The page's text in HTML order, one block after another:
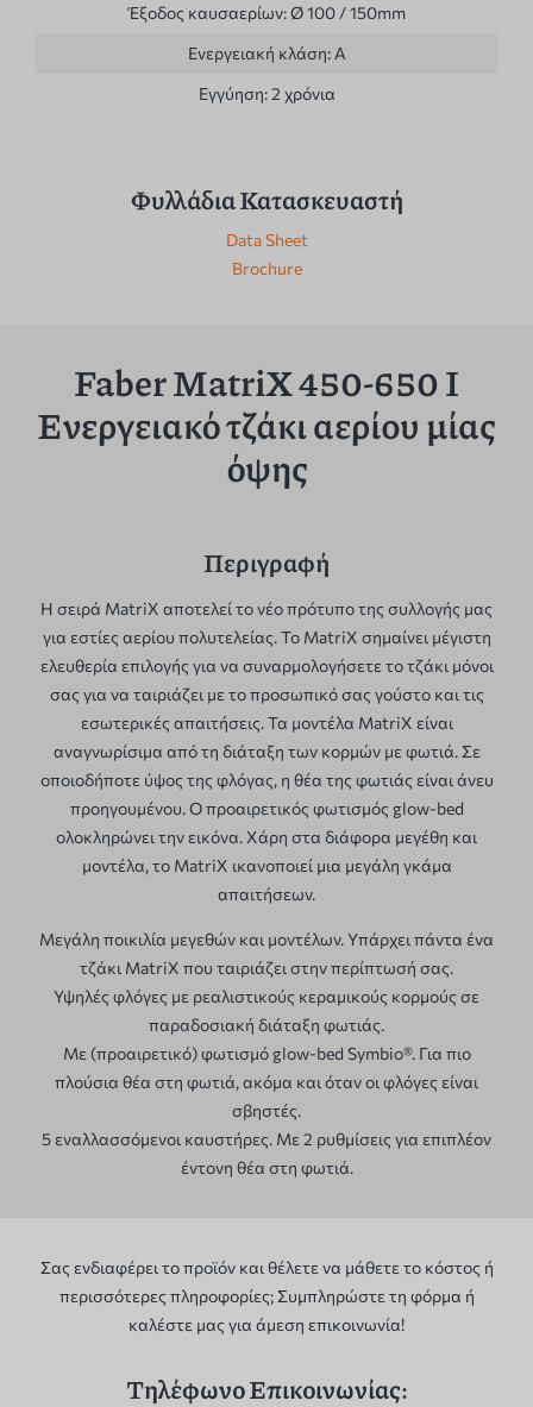
Έξοδος καυσαερίων:Ø 100 / 150mm
Ενεργειακή κλάση: A
Εγγύηση:2 χρόνια
Φυλλάδια Κατασκευαστή
Data Sheet
Brochure
Faber MatriX 450-650 I
Ενεργειακό τζάκι αερίου μίας
όψης
Περιγραφή
Η σειρά MatriX αποτελεί το νέο πρότυπο της συλλογής μας
για εστίες αερίου πολυτελείας. Το MatriX σημαίνει μέγιστη
ελευθερία επιλογής για να συναρμολογήσετε το τζάκι μόνοι
σας για να ταιριάζει με το προσωπικό σας γούστο και τις
εσωτερικές απαιτήσεις. Τα μοντέλα MatriX είναι
αναγνωρίσιμα από τη διάταξη των κορμών με φωτιά. Σε
οποιοδήποτε ύψος της φλόγας, η θέα της φωτιάς είναι άνευ
προηγουμένου. Ο προαιρετικός φωτισμός glow-bed
ολοκληρώνει την εικόνα. Χάρη στα διάφορα μεγέθη και
μοντέλα, το MatriX ικανοποιεί μια μεγάλη γκάμα
απαιτήσεων.
Μεγάλη ποικιλία μεγεθών και μοντέλων. Υπάρχει πάντα ένα
τζάκι MatriX που ταιριάζει στην περίπτωσή σας.
Υψηλές φλόγες με ρεαλιστικούς κεραμικούς κορμούς σε
παραδοσιακή διάταξη φωτιάς.
Με (προαιρετικό) φωτισμό glow-bed Symbio®. Για πιο
πλούσια θέα στη φωτιά, ακόμα και όταν οι φλόγες είναι
σβηστές.
5 εναλλασσόμενοι καυστήρες. Με 2 ρυθμίσεις για επιπλέον
έντονη θέα στη φωτιά.
Σας ενδιαφέρει το προϊόν και θέλετε να μάθετε το κόστος ή
περισσότερες πληροφορίες; Συμπληρώστε τη φόρμα ή
καλέστε μας για άμεση επικοινωνία!
Τηλέφωνο Επικοινωνίας: